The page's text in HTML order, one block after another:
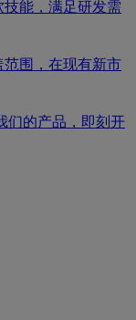
能，满足研发需
围，在现有新市
们的产品，即刻开